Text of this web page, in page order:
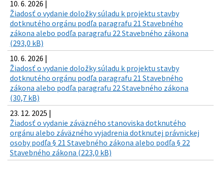
10. 6. 2026 |
Žiadosť o vydanie doložky súladu k projektu stavby
dotknutého orgánu podľa paragrafu 21 Stavebného
zákona alebo podľa paragrafu 22 Stavebného zákona
(293,0 kB)
10. 6. 2026 |
Žiadosť o vydanie doložky súladu k projektu stavby
dotknutého orgánu podľa paragrafu 21 Stavebného
zákona alebo podľa paragrafu 22 Stavebného zákona
(30,7 kB)
23. 12. 2025 |
Žiadosť o vydanie záväzného stanoviska dotknutého
orgánu alebo záväzného vyjadrenia dotknutej právnickej
osoby podľa § 21 Stavebného zákona alebo podľa § 22
Stavebného zákona (223,0 kB)